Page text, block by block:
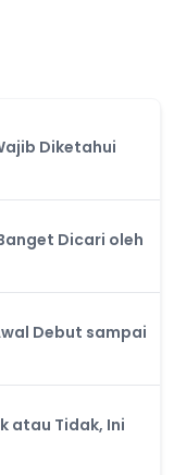
Diketahui
Dicari oleh
Debut sampai
atau Tidak, Ini